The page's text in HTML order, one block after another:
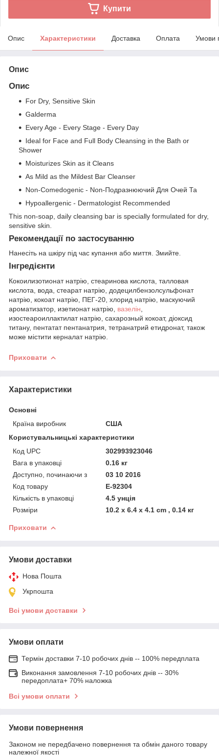
Купити
Опис Характеристики Доставка Оплата Умови
Опис
Опис
For Dry, Sensitive Skin
Galderma
Every Age - Every Stage - Every Day
Ideal for Face and Full Body Cleansing in the Bath or
Shower
Moisturizes Skin as it Cleans
As Mild as the Mildest Bar Cleanser
Non-Comedogenic - Non-Подразнюючий Для Очей Та
Hypoallergenic - Dermatologist Recommended
This non-soap, daily cleansing bar is specially formulated for dry,
sensitive skin.
Рекомендації по застосуванню
Нанесіть на шкіру під час купання або миття. Змийте.
Інгредієнти
Кокоилизотионат натрію, стеаринова кислота, талловая
кислота, вода, стеарат натрію, додецилбензолсульфонат
натрію, кокоат натрію, ПЕГ-20, хлорид натрію, маскуючий
ароматизатор, изетионат натрію, вазелін
изостеароиллактилат натрію, сахарозный кокоат, діоксид
титану, пентатат пентанатрия, тетранатрий етидронат, також
може містити керналат натрію.
Приховати
Характеристики
Основні
Країна виробник
США
Користувальницькі характеристики
Код UPC
302993923046
Вага в упаковці
0.16 кг
Доступно, починаючи з
03 10 2016
Код товару
E-92304
Кількість в упаковці
4.5 унція
Розміри
10.2 x 6.4 x 4.1 cm , 0.14 кг
Приховати
Умови доставки
Нова Пошта
Укрпошта
Всі умови доставки
Умови оплати
Термін доставки 7-10 робочих днів -- 100% передплата
Виконання замовлення 7-10 робочих днів -- 30%
передоплата+ 70% наложка
Всі умови оплати
Умови повернення
Законом не передбачено повернення та обмін даного товару
належної якості